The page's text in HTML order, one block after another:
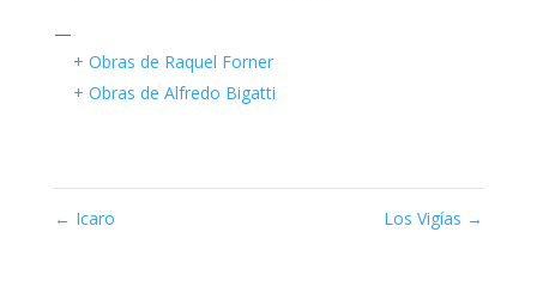
—
+ Obras de Raquel Forner
+ Obras de Alfredo Bigatti
← Icaro Los Vigías →